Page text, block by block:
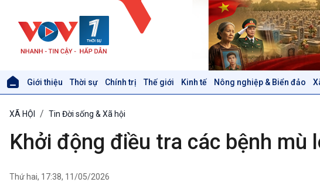
Giới thiệu Thời sự Chính trị Thế giới Kinh tế Nông nghiệp & Biển đảo
Thời sự 18h
Chính phủ
Quốc hội
XÃ HỘI Tin Đời sống & Xã hội
Khởi động điều tra các bệnh
Thứ hai, 17:38, 11/05/2026